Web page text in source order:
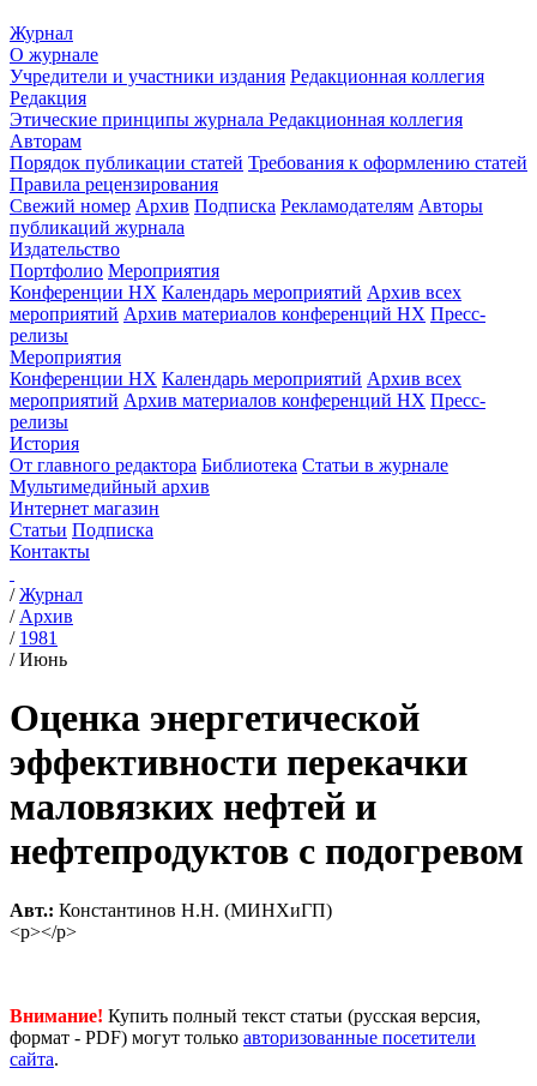
Журнал
О журнале
Учредители и участники издания Редакционная коллегия
Редакция
Этические принципы журнала Редакционная коллегия
Авторам
Порядок публикации статей Требования к оформлению статей
Правила рецензирования
Свежий номер Архив Подписка Рекламодателям Авторы
публикаций журнала
Издательство
Портфолио Мероприятия
Конференции НХ Календарь мероприятий Архив всех
мероприятий Архив материалов конференций НХ Пресс-
релизы
Мероприятия
Конференции НХ Календарь мероприятий Архив всех
мероприятий Архив материалов конференций НХ Пресс-
релизы
История
От главного редактора Библиотека Статьи в журнале
Мультимедийный архив
Интернет магазин
Статьи Подписка
Контакты
/Журнал
/ Архив
/ 1981
/Июнь
Оценка энергетической
эффективности перекачки
маловязких нефтей и
нефтепродуктов с подогревом
Авт.: Константинов Н.Н. (МИНХиГП)
<p></p>
Внимание! Купить полный текст статьи (русская версия,
формат - PDF) могут только авторизованные посетители
сайта.